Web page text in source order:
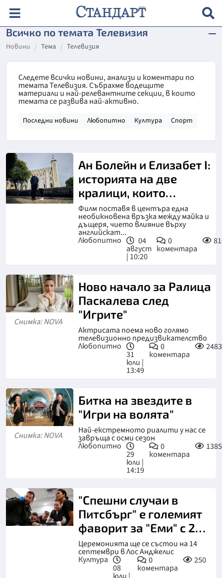
Всичко по темата Телевизия
Новини Тема Телевизия
Следете всички новини, анализи и коментари по
темата Телевизия. Събрахме водещите
материали и най-релевантните секции, в които
темата се развива най-активно.
Последни новини Любопитно Култура Спорт
Ан Болейн и Елизабет I:
историята на две
кралици, които
промениха Англия
завинаги
Филм поставя в центъра една
необикновена връзка между майка и
дъщеря, чието влияние върху
английскат...
Любопитно 04
август
| 10:20
0
коментара
Снимка: NOVA
Ново начало за Ралица
Паскалева след
"Игрите"
Актрисата поема ново голямо
телевизионно предизвикателство
Любопитно
31
юли |
13:49
0
коментара
2483
Снимка: NOVA
Битка на звездите в
"Игри на волята"
Най-екстремното риалити у нас се
завръща с осми сезон
Любопитно
29
юли |
14:19
0
коментара
1385
"Спешни случаи в
Питсбърг" е големият
фаворит за "Еми" с 25
номинации
Церемонията ще се състои на 14
септември в Лос Анджелис
Култура
08
0
коментара
250